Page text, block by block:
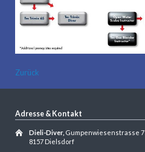
Zurück
Adresse & Kontakt
Dieli-Diver, Gumpenwiesenstrasse 7
8157 Dielsdorf